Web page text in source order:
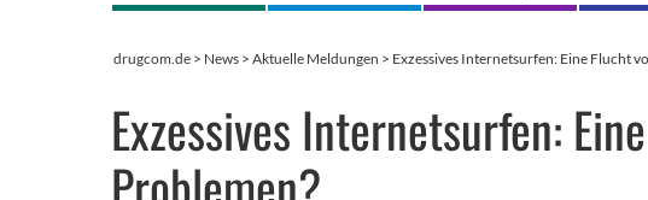
drugcom.de > News > Aktuelle Meldungen > Exzessives Internetsurfen: Eine Flucht
Exzessives Internetsurfen: